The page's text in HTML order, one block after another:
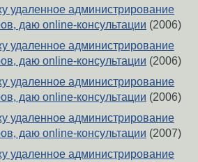
удаленное администрирование
даю online-консультации (2006)
удаленное администрирование
даю online-консультации (2006)
удаленное администрирование
даю online-консультации (2006)
удаленное администрирование
даю online-консультации (2007)
удаленное администрирование